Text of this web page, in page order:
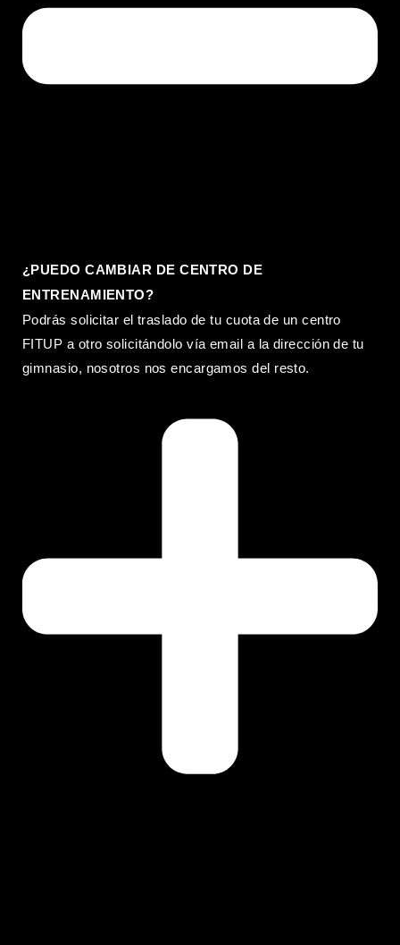
¿PUEDO CAMBIAR DE CENTRO DE
ENTRENAMIENTO?
Podrás solicitar el traslado de tu cuota de un centro
FITUP a otro solicitándolo vía email a la dirección de tu
gimnasio, nosotros nos encargamos del resto.